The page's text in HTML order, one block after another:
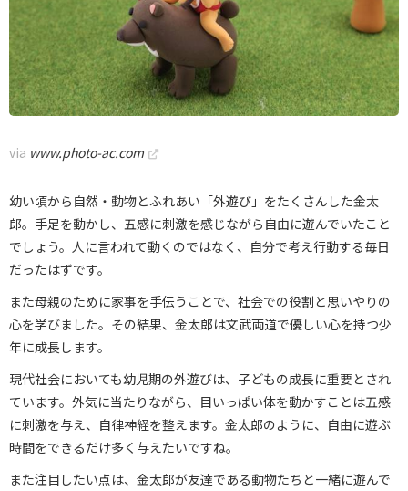
via www.photo-ac.com
幼い頃から自然・動物とふれあい「外遊び」をたくさんした金太
郎。手足を動かし、五感に刺激を感じながら自由に遊んでいたこと
でしょう。人に言われて動くのではなく、自分で考え行動する毎日
だったはずです。
また母親のために家事を手伝うことで、社会での役割と思いやりの
心を学びました。その結果、金太郎は文武両道で優しい心を持つ少
年に成長します。
現代社会においても幼児期の外遊びは、子どもの成長に重要とされ
ています。外気に当たりながら、目いっぱい体を動かすことは五感
に刺激を与え、自律神経を整えます。金太郎のように、自由に遊ぶ
時間をできるだけ多く与えたいですね。
また注目したい点は、金太郎が友達である動物たちと一緒に遊んで